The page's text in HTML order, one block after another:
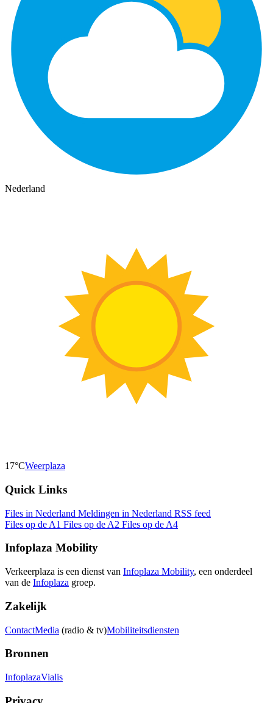
Nederland
17°CWeerplaza
Quick Links
Files in Nederland Meldingen in Nederland RSS feed
Files op de A1 Files op de A2 Files op de A4
Infoplaza Mobility
Verkeerplaza is een dienst van Infoplaza Mobility, een onderdeel
van de Infoplaza groep.
Zakelijk
ContactMedia (radio & tv)Mobiliteitsdiensten
Bronnen
InfoplazaVialis